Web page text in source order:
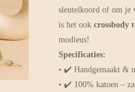
sleutelkoord of om je
is het ook crossbody
modieus!
Specificaties:
• ✔️ Handgemaakt &
• ✔️ 100% katoen –